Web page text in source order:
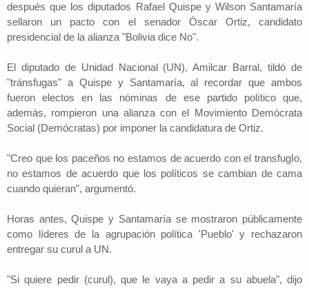
después que los diputados Rafael Quispe y Wilson Santamaría
sellaron un pacto con el senador Óscar Ortiz, candidato
presidencial de la alianza "Bolivia dice No".
El diputado de Unidad Nacional (UN), Amilcar Barral, tildó de
"tránsfugas" a Quispe y Santamaría, al recordar que ambos
fueron electos en las nóminas de ese partido político que,
además, rompieron una alianza con el Movimiento Demócrata
Social (Demócratas) por imponer la candidatura de Ortiz.
"Creo que los paceños no estamos de acuerdo con el transfugIo,
no estamos de acuerdo que los políticos se cambian de cama
cuando quieran", argumentó.
Horas antes, Quispe y Santamaría se mostraron públicamente
como líderes de la agrupación política 'Pueblo' y rechazaron
entregar su curul a UN.
"Si quiere pedir (curul), que le vaya a pedir a su abuela", dijo
Lee Más